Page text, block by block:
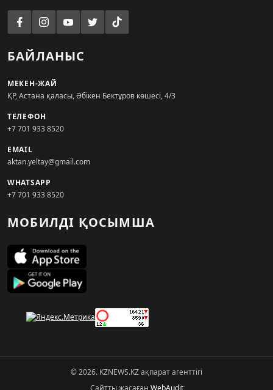
БАЙЛАНЫС
МЕКЕН-ЖАЙ
ҚР, Астана қаласы, Әбікен Бектұров көшесі, 4/3
ТЕЛЕФОН
+7 701 933 8520
EMAIL
aktan.yeltay@gmail.com
WHATSAPP
+7 701 933 8520
МОБИЛДІ ҚОСЫМША
© 2026. KZNEWS.KZ ақпарат агенттігі
Сайтты жасаған WebAudit